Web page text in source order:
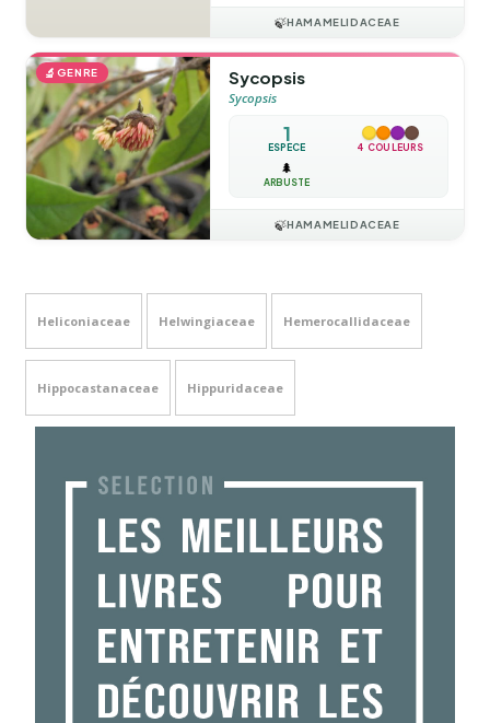
🍃HAMAMELIDACEAE
🔬 GENRE Sycopsis
Sycopsis
1
ESPÈCE 4 COULEURS
🌲
ARBUSTE
🍃HAMAMELIDACEAE
Heliconiaceae Helwingiaceae Hemerocallidaceae
Hippocastanaceae Hippuridaceae